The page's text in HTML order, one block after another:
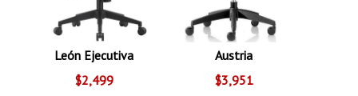
León Ejecutiva
$2,499
Austria
$3,951